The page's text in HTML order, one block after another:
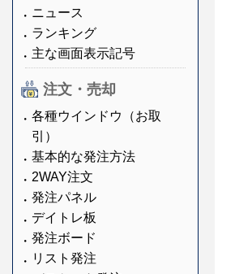
ニュース
ランキング
主な画面表示記号
注文・売却
各種ウインドウ（お取
引）
基本的な発注方法
2WAY注文
発注パネル
デイトレ板
発注ボード
リスト発注